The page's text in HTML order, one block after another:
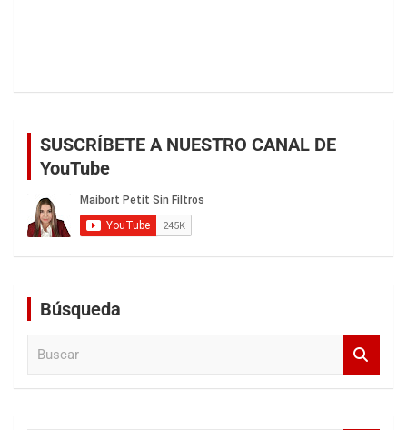
SUSCRÍBETE A NUESTRO CANAL DE
YouTube
Búsqueda